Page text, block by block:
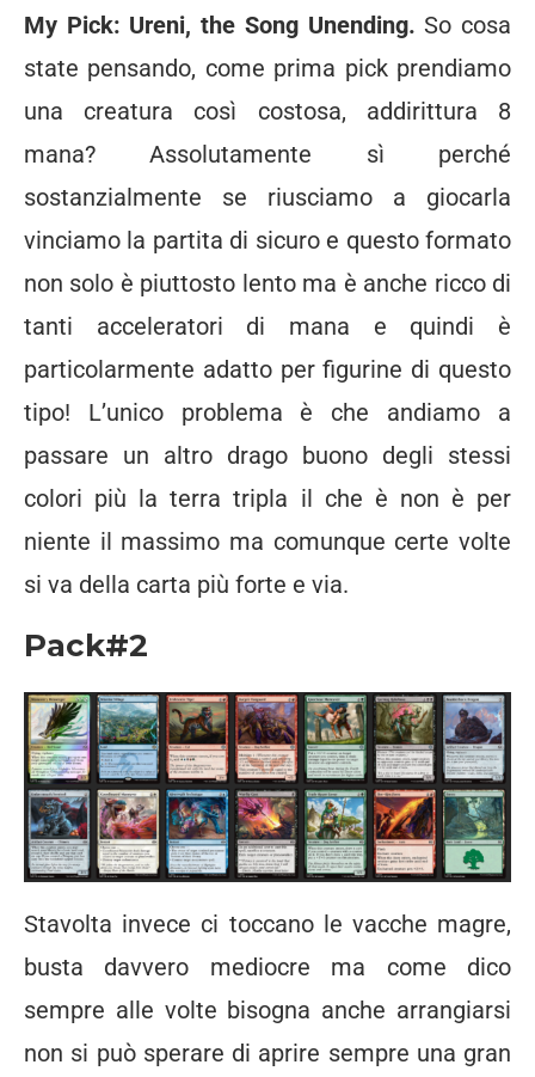
My Pick: Ureni, the Song Unending. So cosa
state pensando, come prima pick prendiamo
una creatura così costosa, addirittura 8
mana? Assolutamente sì perché
sostanzialmente se riusciamo a giocarla
vinciamo la partita di sicuro e questo formato
non solo è piuttosto lento ma è anche ricco di
tanti acceleratori di mana e quindi è
particolarmente adatto per figurine di questo
tipo! L’unico problema è che andiamo a
passare un altro drago buono degli stessi
colori più la terra tripla il che è non è per
niente il massimo ma comunque certe volte
si va della carta più forte e via.
Pack#2
Stavolta invece ci toccano le vacche magre,
busta davvero mediocre ma come dico
sempre alle volte bisogna anche arrangiarsi
non si può sperare di aprire sempre una gran